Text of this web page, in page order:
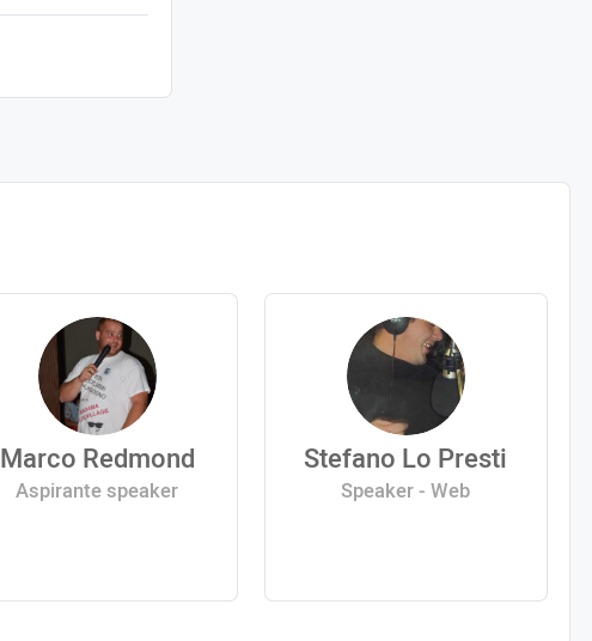
Marco Redmond
Aspirante speaker
Stefano Lo Presti
Speaker - Web